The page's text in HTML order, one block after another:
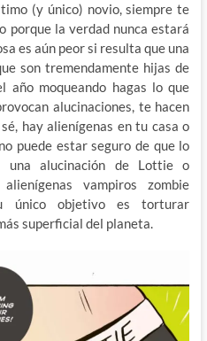
(y único) novio, siempre te
porque la verdad nunca estará
es aún peor si resulta que una
son tremendamente hijas de
año moqueando hagas lo que
alucinaciones, te hacen
hay alienígenas en tu casa o
puede estar seguro de que lo
alucinación de Lottie o
vampiros zombie
único objetivo es torturar
superficial del planeta.